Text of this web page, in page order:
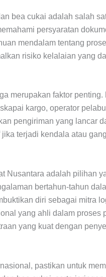
bea cukai adalah salah
persyaratan
mendalam tentang
risiko kelalaian yang
merupakan faktor penting.
kargo, operator
pengiriman yang lancar
terjadi kendala atau
Nusantara adalah pilihan
bertahun-tahun
diri sebagai mitra
yang ahli dalam proses
yang kuat dengan
pastikan untuk